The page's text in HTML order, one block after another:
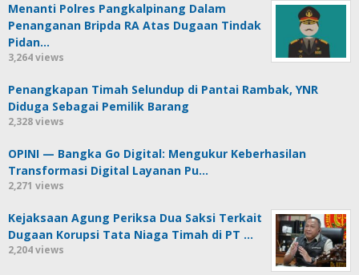
Menanti Polres Pangkalpinang Dalam
Penanganan Bripda RA Atas Dugaan Tindak
Pidan…
3,264 views
Penangkapan Timah Selundup di Pantai Rambak, YNR
Diduga Sebagai Pemilik Barang
2,328 views
OPINI — Bangka Go Digital: Mengukur Keberhasilan
Transformasi Digital Layanan Pu…
2,271 views
Kejaksaan Agung Periksa Dua Saksi Terkait
Dugaan Korupsi Tata Niaga Timah di PT …
2,204 views